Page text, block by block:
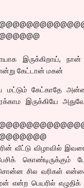
இருக்கிறாய், நான்
கேட்டான் மகன்
கேட்காதே
இருக்கியே
வீட்டு விழாவில்
கொண்டிருக்கும்
சில வரிகள்
என்ற பெயரில் எழுதிக்